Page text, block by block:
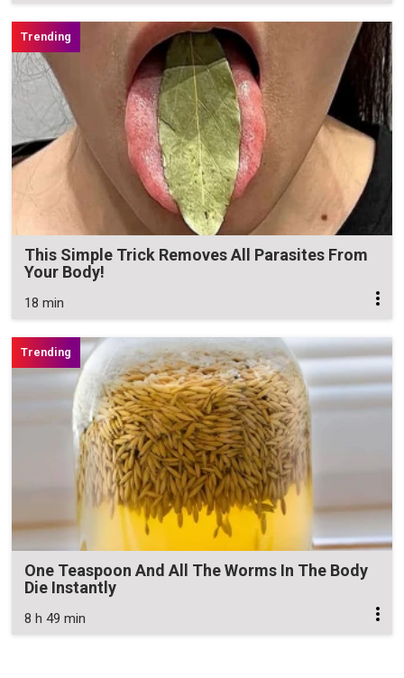
This Simple Trick Removes All Parasites From
Your Body!
18 min
One Teaspoon And All The Worms In The Body
Die Instantly
8 h 49 min